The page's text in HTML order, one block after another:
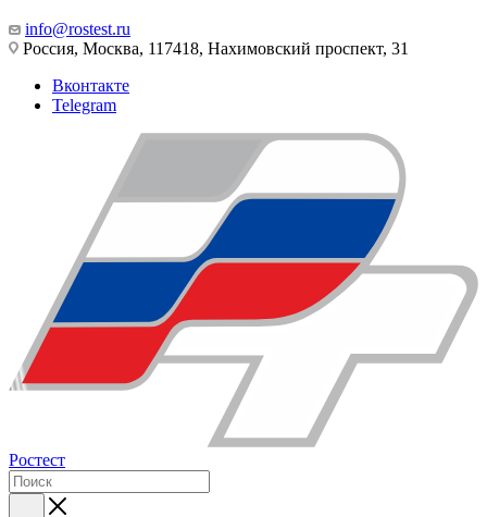
info@rostest.ru
Россия, Москва, 117418, Нахимовский проспект, 31
Вконтакте
Telegram
Ростест